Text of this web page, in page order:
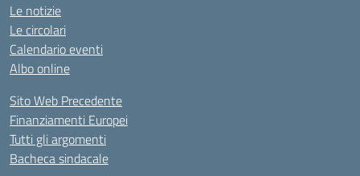
Le notizie
Le circolari
Calendario eventi
Albo online
Sito Web Precedente
Finanziamenti Europei
Tutti gli argomenti
Bacheca sindacale